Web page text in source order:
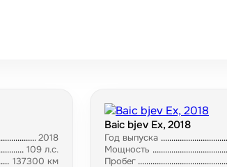
2018
109 л.с.
137300 км
Baic bjev Ex, 2018
Год выпуска
Мощность
Пробег